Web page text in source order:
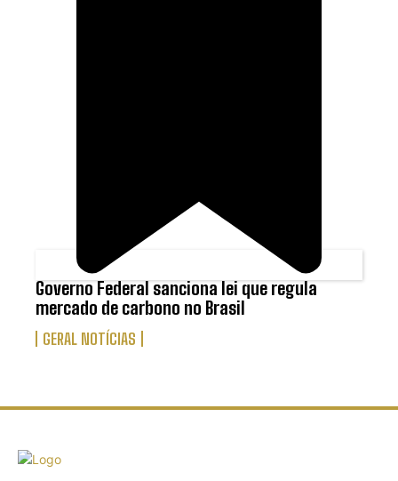
Governo Federal sanciona lei que regula
mercado de carbono no Brasil
GERAL NOTÍCIAS